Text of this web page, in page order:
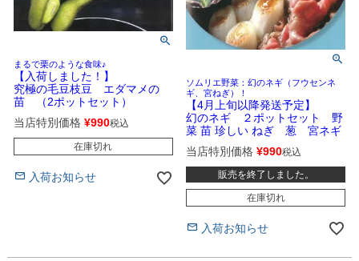
まるで栗のような食味♪
【入荷しました！】
究極の毛豆枝豆 エダマメの
苗 （2ポットセット）
当店特別価格 ¥990税込
在庫切れ
入荷お知らせ
ソムリエ野菜：幻のネギ（フウセンネ
ギ、宮ねぎ）！
【4月上旬以降発送予定】
幻のネギ ２ポットセット 野
菜 苗 珍しい ねぎ 葱 宮ネギ
当店特別価格 ¥990税込
販売を終了しました。
在庫切れ
入荷お知らせ